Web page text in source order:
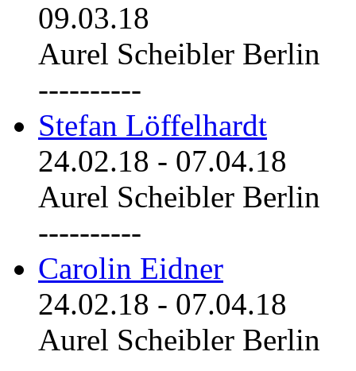
09.03.18
Aurel Scheibler Berlin
----------
Stefan Löffelhardt
24.02.18 - 07.04.18
Aurel Scheibler Berlin
----------
Carolin Eidner
24.02.18 - 07.04.18
Aurel Scheibler Berlin